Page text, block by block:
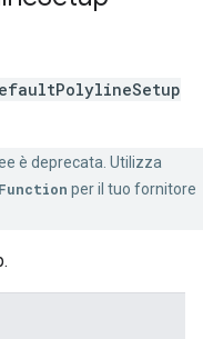
è deprecata. Utilizza
per il tuo fornitore